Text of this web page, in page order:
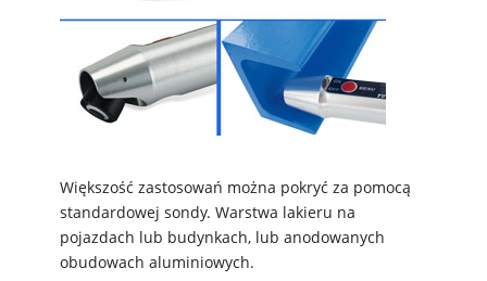
Większość zastosowań można pokryć za pomocą
standardowej sondy. Warstwa lakieru na
pojazdach lub budynkach, lub anodowanych
obudowach aluminiowych.